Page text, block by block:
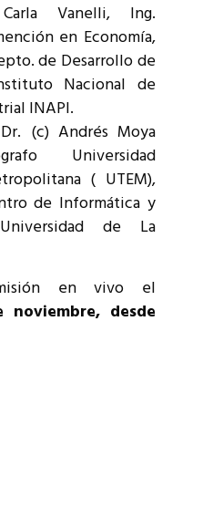
Vanelli, Ing.
en Economía,
de Desarrollo de
Nacional de
INAPI.
(c) Andrés Moya
Universidad
( UTEM),
de Informática y
de La
en vivo el
noviembre, desde